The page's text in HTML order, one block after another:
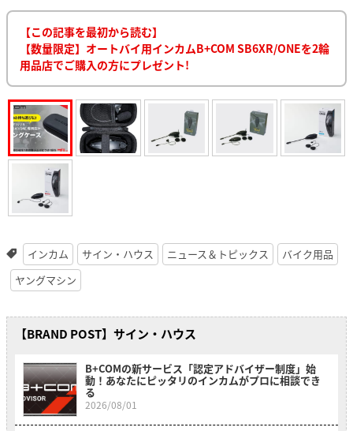
【この記事を最初から読む】
【数量限定】オートバイ用インカムB+COM SB6XR/ONEを2輪
用品店でご購入の方にプレゼント!
インカム サイン・ハウス ニュース＆トピックス
バイク用品
ヤングマシン
【BRAND POST】サイン・ハウス
B+COMの新サービス「認定アドバイザー制度」始
動！あなたにピッタリのインカムがプロに相談でき
る
2026/08/01